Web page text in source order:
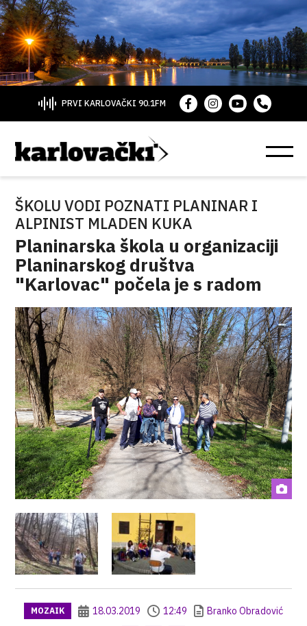
PRVI KARLOVAČKI 90.1FM
ŠKOLU VODI POZNATI PLANINAR I
ALPINIST MLADEN KUKA
Planinarska škola u organizaciji
Planinarskog društva
"Karlovac" počela je s radom
MOZAIK 18.03.2019 12:49 Branko Obradović